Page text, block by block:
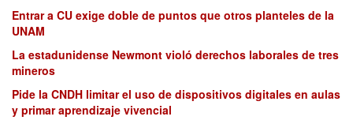
Entrar a CU exige doble de puntos que otros planteles de la
UNAM
La estadunidense Newmont violó derechos laborales de tres
mineros
Pide la CNDH limitar el uso de dispositivos digitales en aulas
y primar aprendizaje vivencial